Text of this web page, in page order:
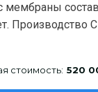
мембраны
Производство
стоимость: 520